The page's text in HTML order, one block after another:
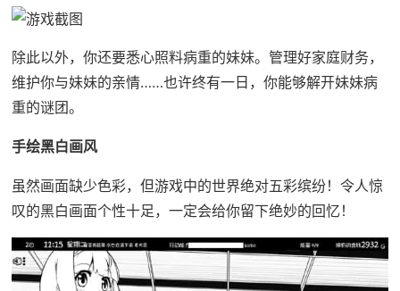
除此以外，你还要悉心照料病重的妹妹。管理好家庭财务，
维护你与妹妹的亲情……也许终有一日，你能够解开妹妹病
重的谜团。
手绘黑白画风
虽然画面缺少色彩，但游戏中的世界绝对五彩缤纷！令人惊
叹的黑白画面个性十足，一定会给你留下绝妙的回忆！